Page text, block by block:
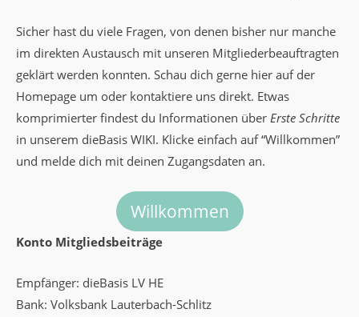
Sicher hast du viele Fragen, von denen bisher nur manche
im direkten Austausch mit unseren Mitgliederbeauftragten
geklärt werden konnten. Schau dich gerne hier auf der
Homepage um oder kontaktiere uns direkt. Etwas
komprimierter findest du Informationen über Erste Schritte
in unserem dieBasis WIKI. Klicke einfach auf “Willkommen”
und melde dich mit deinen Zugangsdaten an.
Willkommen
Konto Mitgliedsbeiträge
Empfänger: dieBasis LV HE
Bank: Volksbank Lauterbach-Schlitz